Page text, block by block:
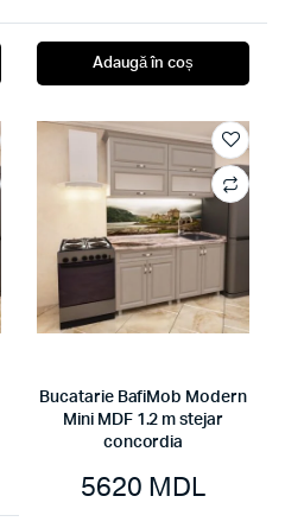
Adaugă în coș
Bucatarie BafiMob Modern
Mini MDF 1.2 m stejar
concordia
5620 MDL